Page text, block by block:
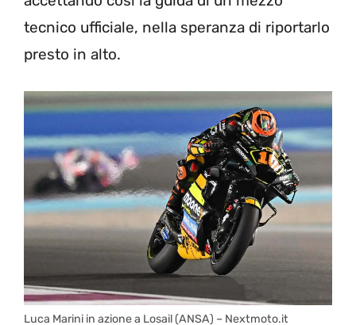
tecnico ufficiale, nella speranza di riportarlo
presto in alto.
Luca Marini in azione a Losail (ANSA) – Nextmoto.it